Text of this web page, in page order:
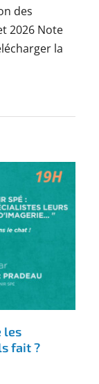
des
2026 Note
la
les
fait ?